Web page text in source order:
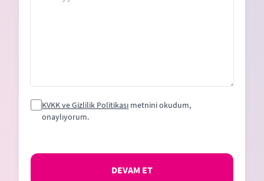
KVKK ve Gizlilik Politikası metnini okudum,
onaylıyorum.
DEVAM ET